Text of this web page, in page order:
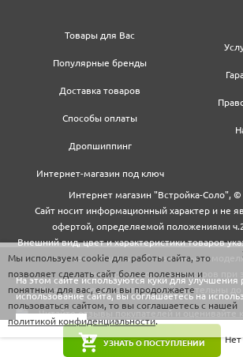
УЗНАТЬ О ПОСТУПЛЕНИИ Нет
Товары для Вас
Популярные бренды
Доставка товаров
Способы оплаты
Дропшиппинг
Интернет-магазин под ключ
Интернет магазин "Встройка-Соло",
Сайт носит информационный характер и не
офертой, определяемой положениями
Внешний вид, цвет и характеристики товаров
могут не совпадать с обновленными
информацию у менеджеров при
Цены и условия доставки действительны
На этом сайте используются куки для
использование сайта, вы соглашаетесь на
Закрыть
Мы используем cookie для работы сайта, это
позволяет сделать сайт более полезным и
понятным для вас, если вы продолжаете
пользоваться сайтом, то вы соглашаетесь с нашей
политикой конфиденциальности.